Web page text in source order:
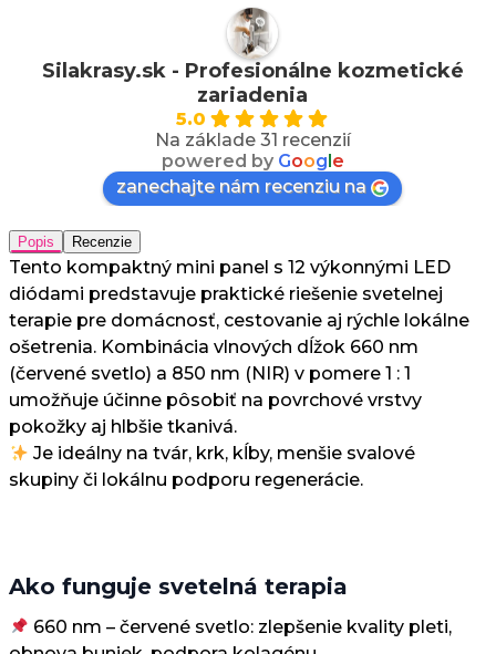
Silakrasy.sk - Profesionálne kozmetické
zariadenia
5.0
Na základe 31 recenzií
powered by Goog e
zanechajte nám recenziu na
Popis Recenzie
Tento kompaktný mini panel s 12 výkonnými LED
diódami predstavuje praktické riešenie svetelnej
terapie pre domácnosť, cestovanie aj rýchle lokálne
ošetrenia. Kombinácia vlnových dĺžok 660 nm
(červené svetlo) a 850 nm (NIR) v pomere 1 : 1
umožňuje účinne pôsobiť na povrchové vrstvy
pokožky aj hlbšie tkanivá.
Je ideálny na tvár, krk, kĺby, menšie svalové
skupiny či lokálnu podporu regenerácie.
Ako funguje svetelná terapia
660 nm – červené svetlo: zlepšenie kvality pleti,